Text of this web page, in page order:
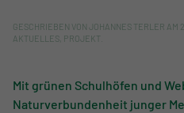
GESCHRIEBEN VON JOHANNES TERLER AM
AKTUELLES
PROJEKT
Mit grünen Schulhöfen und
Naturverbundenheit junger